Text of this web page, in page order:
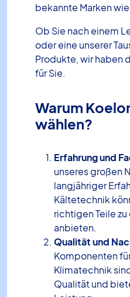
bekannte Marken
Ob Sie nach einem
oder eine unserer
Produkte, wir haben
für Sie.
Warum
wählen?
Erfahrung und
unseres großen
langjähriger
Kältetechnik
richtigen Teile
anbieten.
Qualität und
Komponenten
Klimatechnik
Qualität und